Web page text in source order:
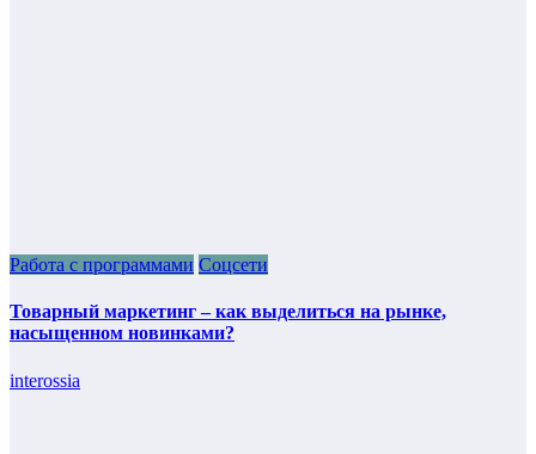
Работа с программами Соцсети
Товарный маркетинг – как выделиться на рынке,
насыщенном новинками?
interossia